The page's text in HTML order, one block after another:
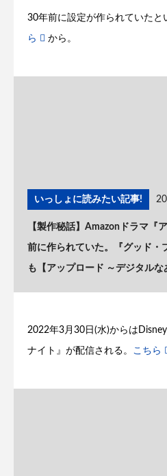
30年前に設定が作られていたと
ら から。
いっしょに読みたい記事!
【製作秘話】Amazonドラマ『
前に作られていた。『グッド・
も【アップロード ～デジタルな
2022年3月30日(水)からは
ナイト』が配信される。 こちら